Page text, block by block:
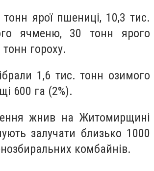
ярої пшениці, 10,3 тис.
ячменю, 30 тонн ярого
гороху.
1,6 тис. тонн озимого
600 га (2%).
жнив на Житомирщині
залучати близько 1000
комбайнів.